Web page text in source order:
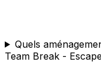
Quels
Team Break -